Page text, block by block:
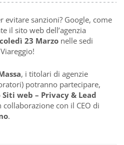
evitare sanzioni? Google, come
il sito web dell’agenzia
23 Marzo nelle sedi
, i titolari di agenzie
potranno partecipare,
Siti web – Privacy & Lead
collaborazione con il CEO di
.